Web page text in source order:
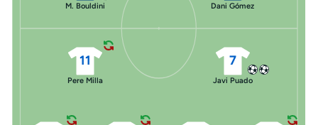
Dani Gómez
M. Bouldini
11
Pere Milla
7
Javi Puado